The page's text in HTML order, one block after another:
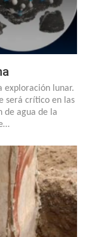
exploración lunar.
será crítico en las
de agua de la